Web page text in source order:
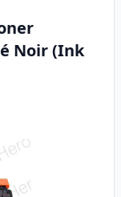
Noir (Ink